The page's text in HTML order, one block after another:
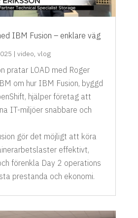
IBM Fusion – enklare väg
| video, vlog
pratar LOAD med Roger
om hur IBM Fusion, byggd
hjälper företag att
IT-miljöer snabbare och
gör det möjligt att köra
effektivt,
förenkla Day 2 operations
prestanda och ekonomi.